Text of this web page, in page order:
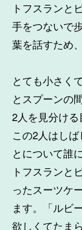
トフスランと
手をつないで
葉を話すため
とても小さく
とスプーンの
2人を見分ける
この2人はし
とについて誰
トフスランと
ったスーツケ
ます。「ルビ
欲しくてたま